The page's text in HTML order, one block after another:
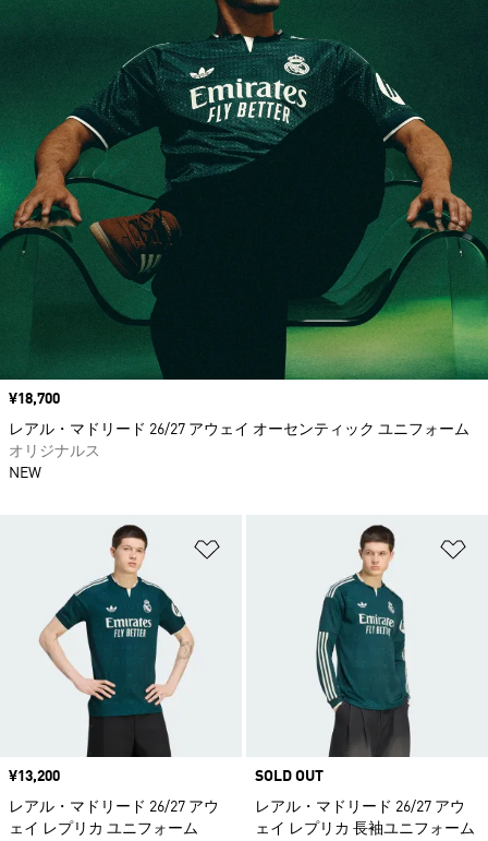
ほしいものリストに追加
価格
¥13,200
レアル・マドリード 26/27 アウ
ェイ レプリカ ユニフォーム
SOLD OUT
レアル・マドリード 26/27 アウ
ェイ レプリカ 長袖ユニフォーム
価格
¥18,700
レアル・マドリード 26/27 アウェイ オーセンティック ユニフォーム
オリジナルス
NEW